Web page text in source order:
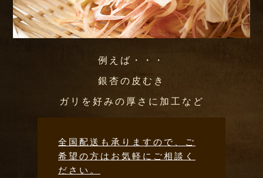
例えば・・・
銀杏の皮むき
ガリを好みの厚さに加工など
全国配送も承りますので、ご
希望の方はお気軽にご相談く
ださい。